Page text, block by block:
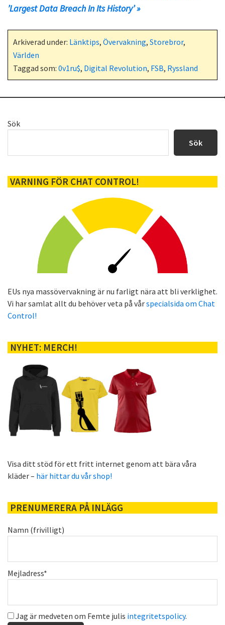
’Largest Data Breach In Its History’ »
Arkiverad under: Länktips, Övervakning, Storebror,
Världen
Taggad som: 0v1ru$, Digital Revolution, FSB, Ryssland
Primärt
Sök
Sök
VARNING FÖR CHAT CONTROL!
EUs nya massövervakning är nu farligt nära att bli verklighet.
Vi har samlat allt du behöver veta på vårspecialsida om Chat
Control!
NYHET: MERCH!
Visa ditt stöd för ett fritt internet genom att bära våra
kläder – här hittar du vår shop!
PRENUMERERA PÅ INLÄGG
Namn (frivilligt)
Mejladress*
Jag är medveten om Femte julis integritetspolicy.